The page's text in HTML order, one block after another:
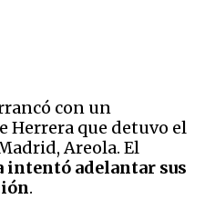
con un
Herrera que detuvo el
Areola. El
intentó adelantar sus
.